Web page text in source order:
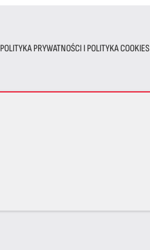
POLITYKA PRYWATNOŚCI I POLITYKA COOKIES